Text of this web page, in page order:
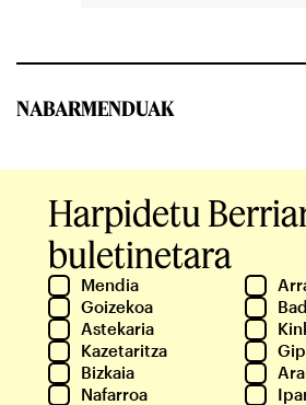
NABARMENDUAK
Harpidetu
buletinetara
Mendia
Goizekoa
Astekaria
Kazetaritza
Bizkaia
Nafarroa